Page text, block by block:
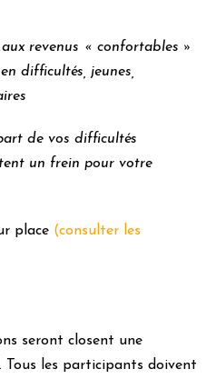
revenus « confortables »
difficultés, jeunes,
de vos difficultés
un frein pour votre
place (consulter les
seront closent une
Tous les participants doivent